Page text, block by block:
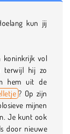
kun jij
koninkrijk vol
terwijl hij zo
hem uit de
? Op zijn
mijnen
Je kunt ook
door nieuwe